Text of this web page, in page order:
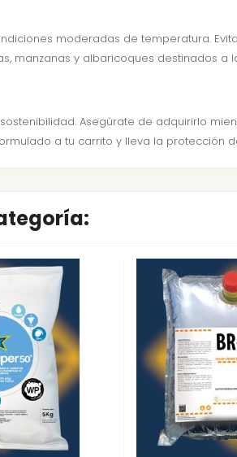
moderadas de temperatura.
manzanas y albaricoques destinados
Asegúrate de adquirirlo
a tu carrito y lleva la protección